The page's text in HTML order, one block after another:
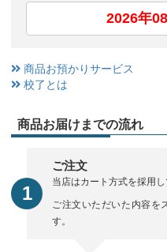
2026年
商品お預かりサービス
校了とは
商品お届けまでの流れ
ご注文
当店はカート方式を採用し
ご注文いただいた内容を
す。